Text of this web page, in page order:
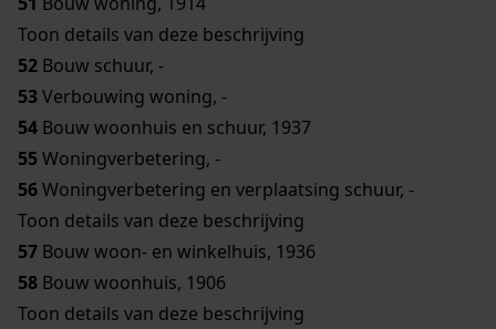
Toon details van deze beschrijving
52 Bouw schuur, -
53Verbouwing woning, -
54 Bouw woonhuis en schuur, 1937
55Woningverbetering, -
56Woningverbetering en verplaatsing schuur, -
Toon details van deze beschrijving
57 Bouw woon- en winkelhuis, 1936
58 Bouw woonhuis, 1906
Toon details van deze beschrijving